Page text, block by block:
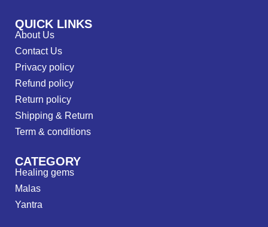
QUICK LINKS
About Us
Contact Us
Privacy policy
Refund policy
Return policy
Shipping & Return
Term & conditions
CATEGORY
Healing gems
Malas
Yantra